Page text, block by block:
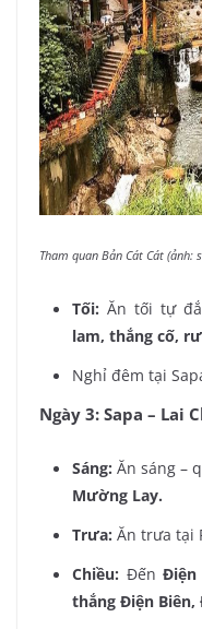
Tham quan Bản Cát Cát (ảnh:
Tối: Ăn tối tự
lam, thắng cố,
Nghỉ đêm tại
Ngày 3: Sapa – Lai
Sáng: Ăn sáng –
Mường Lay.
Trưa: Ăn trưa tại
Chiều: Đến Điện
thắng Điện Biên,